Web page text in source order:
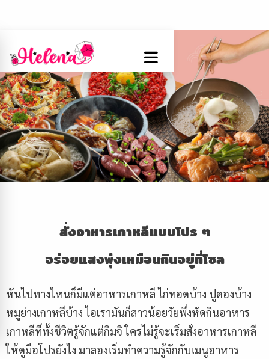
สั่งอาหารเกาหลีแบบโปร ๆ
อร่อยแสงพุ่งเหมือนกินอยู่ที่โซล
หันไปทางไหนก็มีแต่อาหารเกาหลี ไก่ทอดบ้าง ปูดองบ้าง
หมูย่างเกาหลีบ้าง ไอเรามันก็สาวน้อยวัยพึ่งหัดกินอาหาร
เกาหลีที่ทั้งชีวิตรู้จักแต่กิมจิ ใครไม่รู้จะเริ่มสั่งอาหารเกาหลี
ให้ดูมือโปรยังไง มาลองเริ่มทำความรู้จักกับเมนูอาหาร